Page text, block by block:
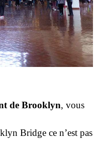
de Brooklyn, vous
Bridge ce n’est pas